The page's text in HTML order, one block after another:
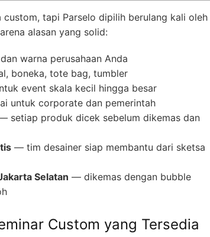
tapi Parselo dipilih berulang kali oleh
alasan yang solid:
warna perusahaan Anda
boneka, tote bag, tumbler
event skala kecil hingga besar
untuk corporate dan pemerintah
setiap produk dicek sebelum dikemas dan
— tim desainer siap membantu dari sketsa
Selatan — dikemas dengan bubble
Custom yang Tersedia